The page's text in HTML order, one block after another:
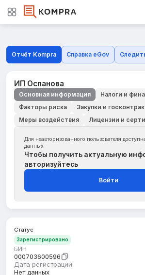
Отчёт Kompra Справка eGov
ИП Оспанова
Основная информация Налоги и
Факторы риска
Закупки и
Меры воздействия
Лицензии и
Для неавторизованного пользователя
данных
Чтобы получить актуальную
авторизуйтесь
Войти
Статус
Зарегистрировано
БИН
000703600596
Дата регистрации
Нет данных